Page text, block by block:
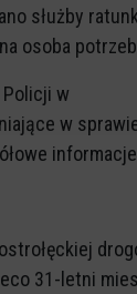
służby
osoba
w
w
31-letni